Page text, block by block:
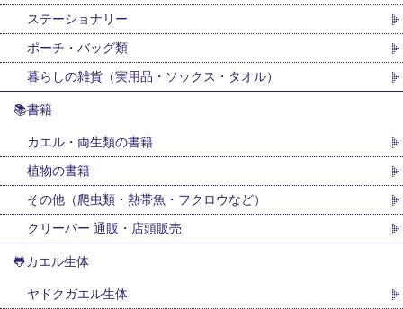
ステーショナリー
ポーチ・バッグ類
暮らしの雑貨（実用品・ソックス・タオル）
📚書籍
カエル・両生類の書籍
植物の書籍
その他（爬虫類・熱帯魚・フクロウなど）
クリーパー 通販・店頭販売
🐸カエル生体
ヤドクガエル生体